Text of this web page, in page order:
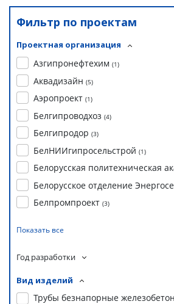
Фильтр по проектам
Проектная организация
Азгипронефтехим (1)
Аквадизайн (5)
Аэропроект (1)
Белгипроводхоз (4)
Белгипродор (3)
БелНИИгипросельстрой (1)
Белорусская политехническая
Белорусское отделение
Белпромпроект (3)
Показать все
Год разработки
Вид изделий
Трубы безнапорные